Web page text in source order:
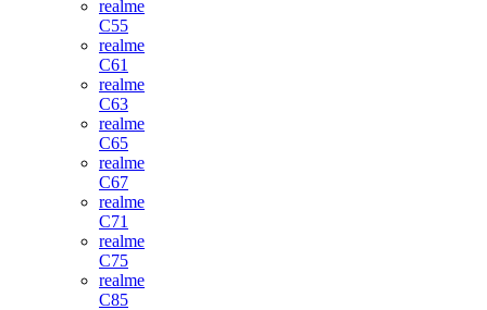
realme
C55
realme
C61
realme
C63
realme
C65
realme
C67
realme
C71
realme
C75
realme
C85